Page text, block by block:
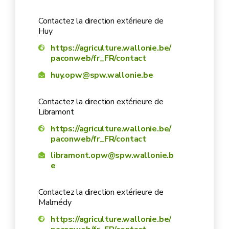
communiquer à l'OPW toute erreur ou tout
déclaration unique annuelle
Contactez la direction extérieure de
Huy
https://agriculture.wallonie.be/
paconweb/fr_FR/contact
huy.opw@spw.wallonie.be
Contactez la direction extérieure de
Libramont
https://agriculture.wallonie.be/
paconweb/fr_FR/contact
libramont.opw@spw.wallonie.b
e
Contactez la direction extérieure de
Malmédy
https://agriculture.wallonie.be/